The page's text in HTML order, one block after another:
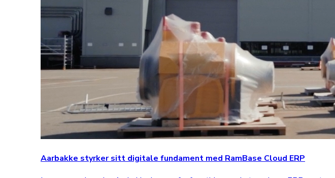
Aarbakke styrker sitt digitale fundament med RamBase Cloud ERP